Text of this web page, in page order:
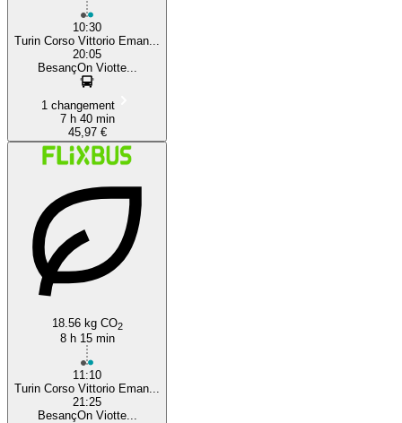
10:30
Turin Corso Vittorio Eman...
20:05
BesançOn Viotte...
1 changement
7 h 40 min
45,97 €
18.56 kg CO2
8 h 15 min
11:10
Turin Corso Vittorio Eman...
21:25
BesançOn Viotte...